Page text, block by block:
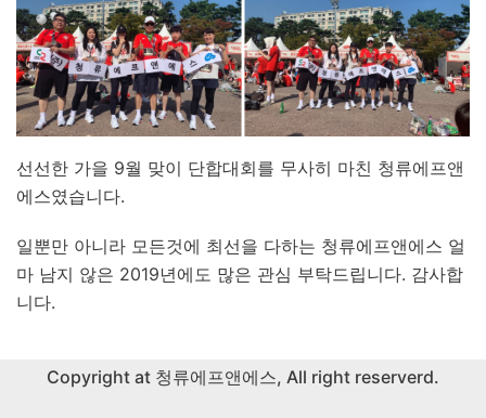
선선한 가을 9월 맞이 단합대회를 무사히 마친 청류에프앤
에스였습니다.
일뿐만 아니라 모든것에 최선을 다하는 청류에프앤에스 얼
마 남지 않은 2019년에도 많은 관심 부탁드립니다. 감사합
니다.
Copyright at 청류에프앤에스, All right reserverd.